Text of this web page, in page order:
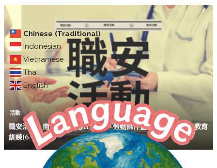
Chinese (Traditional)
Indonesian
Vietnamese
Thai
English
活動
職安活動｜南區職安中心115年度「勞動條件暨職業安全衛生」教育
訓練(6/30永康)